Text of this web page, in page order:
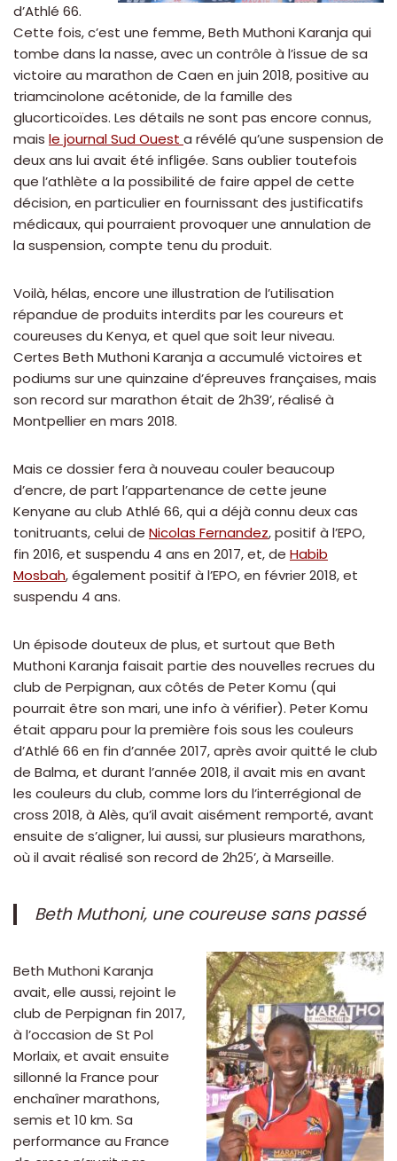
d’Athlé 66.
Cette fois, c’est une femme, Beth Muthoni Karanja qui
tombe dans la nasse, avec un contrôle à l’issue de sa
victoire au marathon de Caen en juin 2018, positive au
triamcinolone acétonide, de la famille des
glucorticoïdes. Les détails ne sont pas encore connus,
mais le journal Sud Ouest a révélé qu’une suspension de
deux ans lui avait été infligée. Sans oublier toutefois
que l’athlète a la possibilité de faire appel de cette
décision, en particulier en fournissant des justificatifs
médicaux, qui pourraient provoquer une annulation de
la suspension, compte tenu du produit.
Voilà, hélas, encore une illustration de l’utilisation
répandue de produits interdits par les coureurs et
coureuses du Kenya, et quel que soit leur niveau.
Certes Beth Muthoni Karanja a accumulé victoires et
podiums sur une quinzaine d’épreuves françaises, mais
son record sur marathon était de 2h39’, réalisé à
Montpellier en mars 2018.
Mais ce dossier fera à nouveau couler beaucoup
d’encre, de part l’appartenance de cette jeune
Kenyane au club Athlé 66, qui a déjà connu deux cas
tonitruants, celui de Nicolas Fernandez, positif à l’EPO,
fin 2016, et suspendu 4 ans en 2017, et, de Habib
Mosbah, également positif à l’EPO, en février 2018, et
suspendu 4 ans.
Un épisode douteux de plus, et surtout que Beth
Muthoni Karanja faisait partie des nouvelles recrues du
club de Perpignan, aux côtés de Peter Komu (qui
pourrait être son mari, une info à vérifier). Peter Komu
était apparu pour la première fois sous les couleurs
d’Athlé 66 en fin d’année 2017, après avoir quitté le club
de Balma, et durant l’année 2018, il avait mis en avant
les couleurs du club, comme lors du l’interrégional de
cross 2018, à Alès, qu’il avait aisément remporté, avant
ensuite de s’aligner, lui aussi, sur plusieurs marathons,
où il avait réalisé son record de 2h25’, à Marseille.
Beth Muthoni, une coureuse sans passé
Beth Muthoni Karanja
avait, elle aussi, rejoint le
club de Perpignan fin 2017,
à l’occasion de St Pol
Morlaix, et avait ensuite
sillonné la France pour
enchaîner marathons,
semis et 10 km. Sa
performance au France